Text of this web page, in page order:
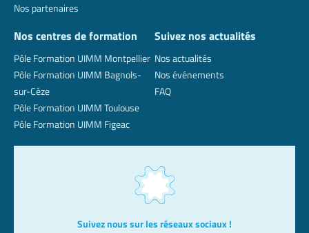
Nos partenaires
Nos centres de formation
Pôle Formation UIMM Montpellier
Pôle Formation UIMM Bagnols-
sur-Cèze
Pôle Formation UIMM Toulouse
Pôle Formation UIMM Figeac
Suivez nos actualités
Nos actualités
Nos événements
FAQ
Suivez nous sur les réseaux sociaux !